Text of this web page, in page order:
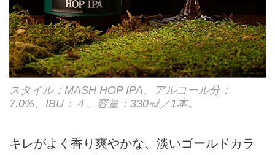
スタイル：MASH HOP IPA、アルコール分：
7.0%、IBU：４、容量：330㎖／1本。
キレがよく香り爽やかな、淡いゴールドカラ